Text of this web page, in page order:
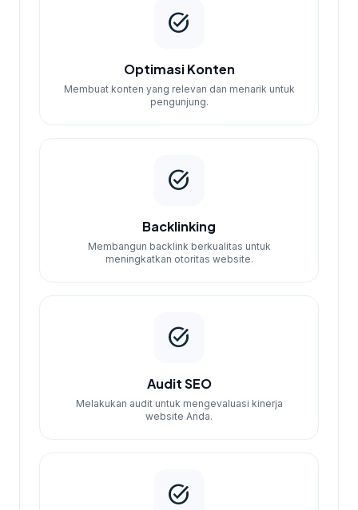
task_alt
Optimasi Konten
Membuat konten yang relevan dan menarik untuk
pengunjung.
task_alt
Backlinking
Membangun backlink berkualitas untuk
meningkatkan otoritas website.
task_alt
Audit SEO
Melakukan audit untuk mengevaluasi kinerja
website Anda.
task_alt